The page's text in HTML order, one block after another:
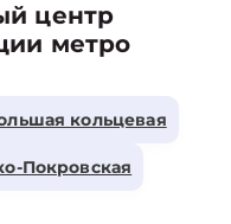
центр
метро
кольцевая
Покровская